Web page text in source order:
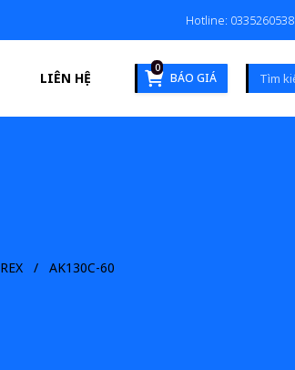
Hotline: 0335260538
LIÊN HỆ
0
BÁO GIÁ
AK130C-60